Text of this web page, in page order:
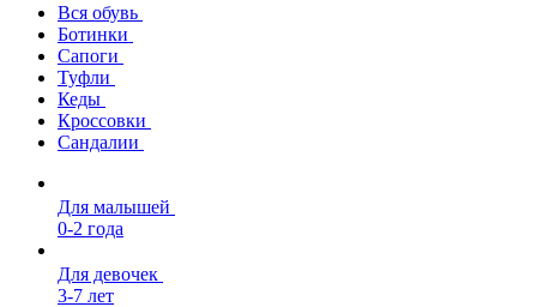
Вся обувь
Ботинки
Сапоги
Туфли
Кеды
Кроссовки
Сандалии
Для малышей
0-2 года
Для девочек
3-7 лет